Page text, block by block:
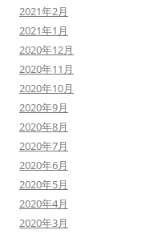
2021年2月
2021年1月
2020年12月
2020年11月
2020年10月
2020年9月
2020年8月
2020年7月
2020年6月
2020年5月
2020年4月
2020年3月